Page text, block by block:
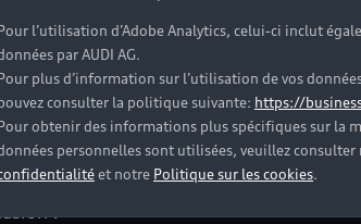
les Audi
?
l’utilisation d’Adobe Analytics, celui-ci inclut
par AUDI AG.
plus d’information sur l’utilisation de vos
consulter la politique suivante: https://
obtenir des informations plus spécifiques sur la
personnelles sont utilisées, veuillez consulter
et notre Politique sur les cookies.